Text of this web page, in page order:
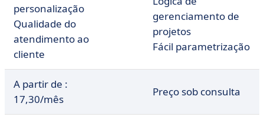
personalização
Qualidade do
atendimento ao
cliente
gerenciamento de
projetos
Fácil parametrização
A partir de :
17,30/mês
Preço sob consulta